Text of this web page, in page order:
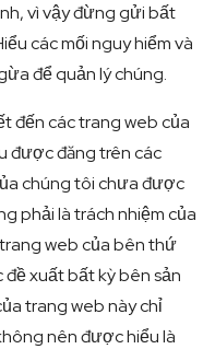
vì vậy đừng gửi bất
các mối nguy hiểm và
để quản lý chúng.
đến các trang web của
được đăng trên các
chúng tôi chưa được
phải là trách nhiệm của
web của bên thứ
xuất bất kỳ bên sản
trang web này chỉ
nên được hiểu là